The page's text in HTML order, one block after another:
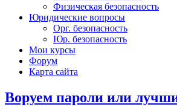
Физическая безопасность
Юридические вопросы
Орг. безопасность
Юр. безопасность
Мои курсы
Форум
Карта сайта
Воруем пароли или